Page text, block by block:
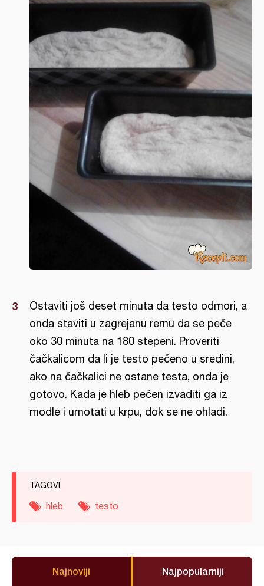
Ostaviti još deset minuta da testo odmori, a
onda staviti u zagrejanu rernu da se peče
oko 30 minuta na 180 stepeni. Proveriti
čačkalicom da li je testo pečeno u sredini,
ako na čačkalici ne ostane testa, onda je
gotovo. Kada je hleb pečen izvaditi ga iz
modle i umotati u krpu, dok se ne ohladi.
TAGOVI
hleb testo
Najnoviji Najpopularniji